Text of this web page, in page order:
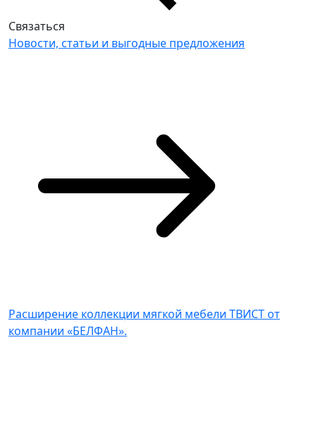
Связаться
Новости, статьи и выгодные предложения
Расширение коллекции мягкой мебели ТВИСТ от
компании «БЕЛФАН».